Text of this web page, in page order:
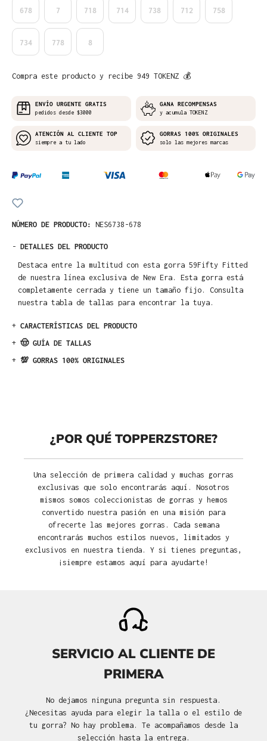
678 7 718 714 738 712 758
734 778 8
Compra este producto y recibe 949 TOKENZ 💰
ENVÍO URGENTE GRATIS
pedidos desde $3000
GANA RECOMPENSAS
y acumula TOKENZ
ATENCIÓN AL CLIENTE TOP
siempre a tu lado
GORRAS 100% ORIGINALES
solo las mejores marcas
NÚMERO DE PRODUCTO: NES6738-678
- DETALLES DEL PRODUCTO
Destaca entre la multitud con esta gorra 59Fifty Fitted
de nuestra línea exclusiva de New Era. Esta gorra está
completamente cerrada y tiene un tamaño fijo. Consulta
nuestra tabla de tallas para encontrar la tuya.
+ CARACTERÍSTICAS DEL PRODUCTO
+ 🤠 GUÍA DE TALLAS
+ 💯 GORRAS 100% ORIGINALES
¿POR QUÉ TOPPERZSTORE?
Una selección de primera calidad y muchas gorras
exclusivas que solo encontrarás aquí. Nosotros
mismos somos coleccionistas de gorras y hemos
convertido nuestra pasión en una misión para
ofrecerte las mejores gorras. Cada semana
encontrarás muchos estilos nuevos, limitados y
exclusivos en nuestra tienda. Y si tienes preguntas,
¡siempre estamos aquí para ayudarte!
SERVICIO AL CLIENTE DE
PRIMERA
No dejamos ninguna pregunta sin respuesta.
¿Necesitas ayuda para elegir la talla o el estilo de
tu gorra? No hay problema. Te acompañamos desde la
selección hasta la entrega.